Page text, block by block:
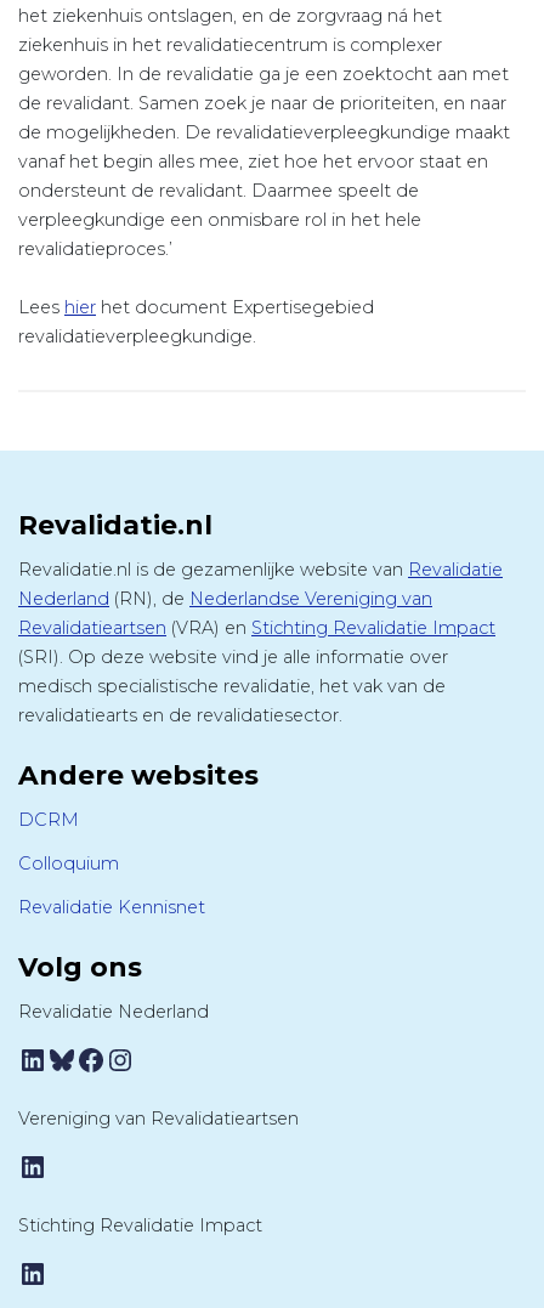
het ziekenhuis ontslagen, en de zorgvraag ná het
ziekenhuis in het revalidatiecentrum is complexer
geworden. In de revalidatie ga je een zoektocht aan met
de revalidant. Samen zoek je naar de prioriteiten, en naar
de mogelijkheden. De revalidatieverpleegkundige maakt
vanaf het begin alles mee, ziet hoe het ervoor staat en
ondersteunt de revalidant. Daarmee speelt de
verpleegkundige een onmisbare rol in het hele
revalidatieproces.’
Lees hier het document Expertisegebied
revalidatieverpleegkundige.
Revalidatie.nl
Revalidatie.nl is de gezamenlijke website van Revalidatie
Nederland (RN), de Nederlandse Vereniging van
Revalidatieartsen (VRA) en Stichting Revalidatie Impact
(SRI). Op deze website vind je alle informatie over
medisch specialistische revalidatie, het vak van de
revalidatiearts en de revalidatiesector.
Andere websites
DCRM
Colloquium
Revalidatie Kennisnet
Volg ons
Revalidatie Nederland
LinkedIn
Bluesky
Facebook
Instagram
Vereniging van Revalidatieartsen
LinkedIn
Stichting Revalidatie Impact
LinkedIn